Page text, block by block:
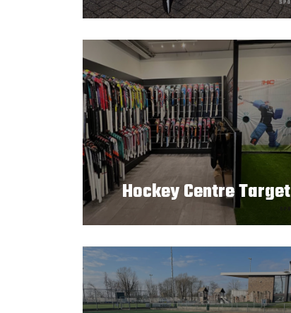
Hockey Centre Target